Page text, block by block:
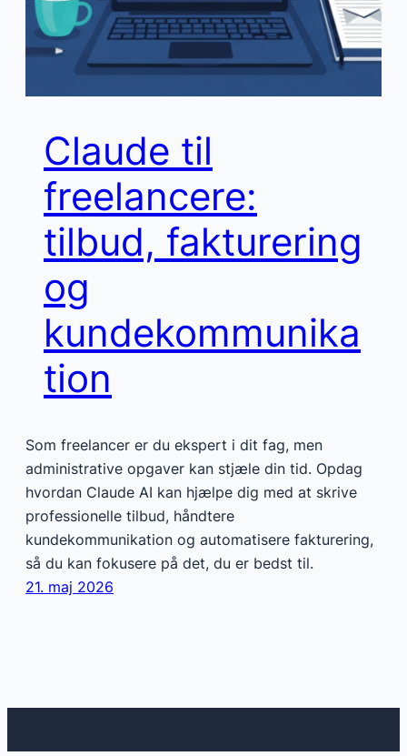
Claude til
freelancere:
tilbud, fakturering
og
kundekommunika
tion
Som freelancer er du ekspert i dit fag, men
administrative opgaver kan stjæle din tid. Opdag
hvordan Claude AI kan hjælpe dig med at skrive
professionelle tilbud, håndtere
kundekommunikation og automatisere fakturering,
så du kan fokusere på det, du er bedst til.
21. maj 2026